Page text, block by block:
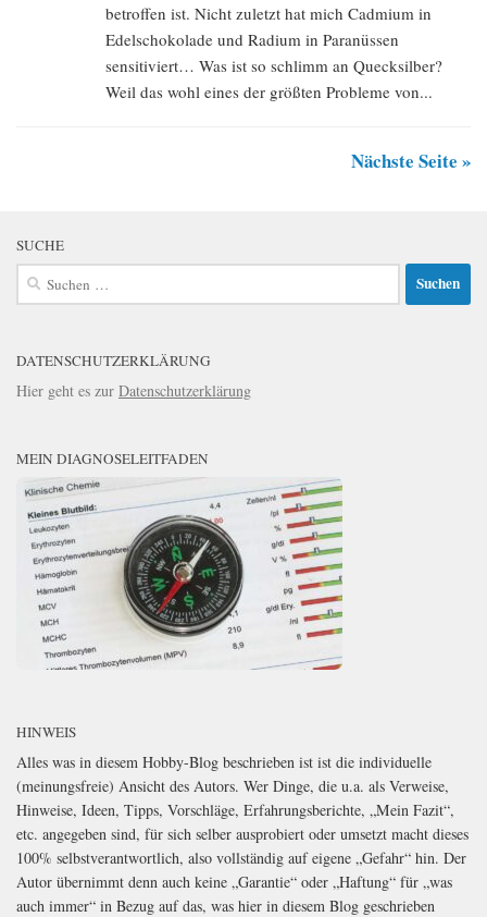
betroffen ist. Nicht zuletzt hat mich Cadmium in
Edelschokolade und Radium in Paranüssen
sensitiviert… Was ist so schlimm an Quecksilber?
Weil das wohl eines der größten Probleme von...
Nächste Seite »
SUCHE
Suchen
DATENSCHUTZERKLÄRUNG
Hier geht es zur Datenschutzerklärung
MEIN DIAGNOSELEITFADEN
HINWEIS
Alles was in diesem Hobby-Blog beschrieben ist ist die individuelle
(meinungsfreie) Ansicht des Autors. Wer Dinge, die u.a. als Verweise,
Hinweise, Ideen, Tipps, Vorschläge, Erfahrungsberichte, „Mein Fazit“,
etc. angegeben sind, für sich selber ausprobiert oder umsetzt macht dieses
100% selbstverantwortlich, also vollständig auf eigene „Gefahr“ hin. Der
Autor übernimmt denn auch keine „Garantie“ oder „Haftung“ für „was
auch immer“ in Bezug auf das, was hier in diesem Blog geschrieben